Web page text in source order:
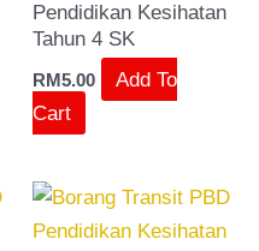
Pendidikan Kesihatan
Tahun 4 SK
RM5.00
Add To
Cart